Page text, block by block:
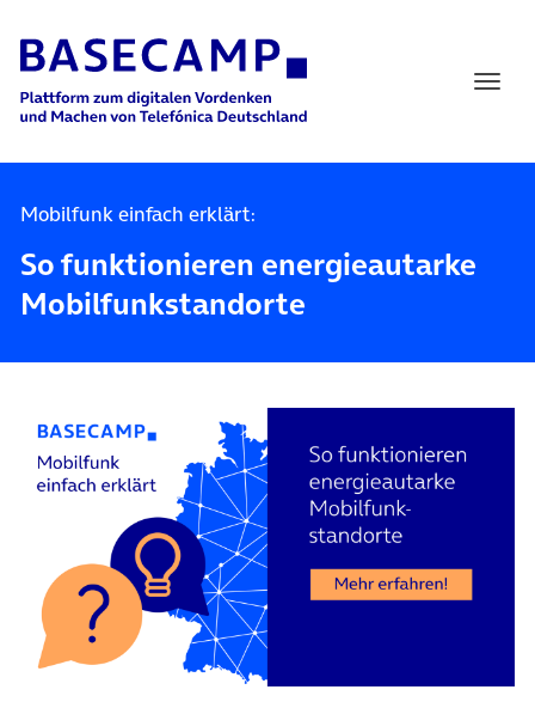
Main Navigation
Mobilfunk einfach erklärt:
So funktionieren energieautarke
Mobilfunkstandorte